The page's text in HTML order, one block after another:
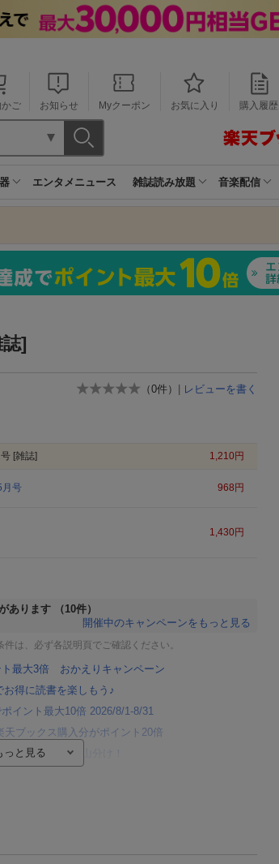
かご お知らせ Myクーポン お気に入り 購入履歴
エンタメニュース 雑誌読み放題 音楽配信
]
（0件） | レビューを書く
[雑誌] 1,210円
月号 968 円
1,430円
あります
（10件）
開催中のキャンペーンをもっと見る
は、必ず各説明頁でご確認ください。
ト最大3倍 おかえりキャンペーン
お得に読書を楽しもう♪
イント最大10倍 2026/8/1-8/31
天ブックス購入分がポイント20倍
100万ポイント山分け！